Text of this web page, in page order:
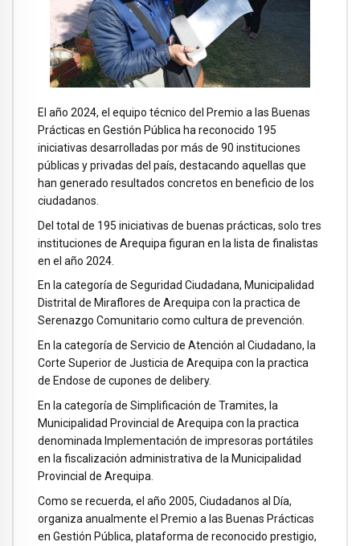
El año 2024, el equipo técnico del Premio a las Buenas
Prácticas en Gestión Pública ha reconocido 195
iniciativas desarrolladas por más de 90 instituciones
públicas y privadas del país, destacando aquellas que
han generado resultados concretos en beneficio de los
ciudadanos.
Del total de 195 iniciativas de buenas prácticas, solo tres
instituciones de Arequipa figuran en la lista de finalistas
en el año 2024.
En la categoría de Seguridad Ciudadana, Municipalidad
Distrital de Miraflores de Arequipa con la practica de
Serenazgo Comunitario como cultura de prevención.
En la categoría de Servicio de Atención al Ciudadano, la
Corte Superior de Justicia de Arequipa con la practica
de Endose de cupones de delibery.
En la categoría de Simplificación de Tramites, la
Municipalidad Provincial de Arequipa con la practica
denominada Implementación de impresoras portátiles
en la fiscalización administrativa de la Municipalidad
Provincial de Arequipa.
Como se recuerda, el año 2005, Ciudadanos al Día,
organiza anualmente el Premio a las Buenas Prácticas
en Gestión Pública, plataforma de reconocido prestigio,